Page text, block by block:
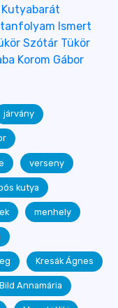
Kutyabarát
tanfolyam Ismert
Szótár Tükör
Korom Gábor
járvány
verseny
kutya
menhely
Kresák Ágnes
Bild Annamária